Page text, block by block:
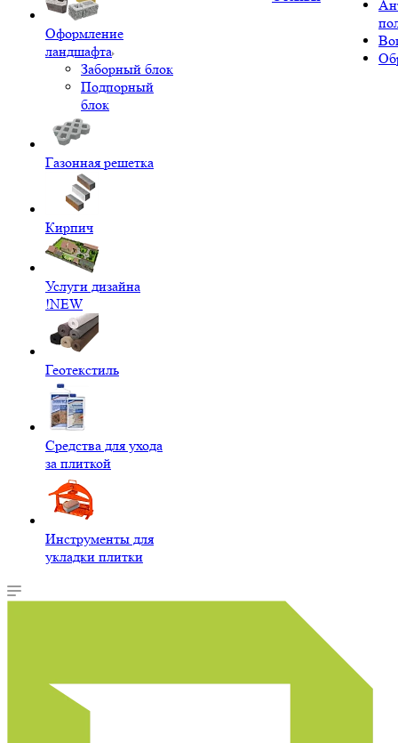
Оформление
ландшафта
Заборный блок
Подпорный
блок
Газонная решетка
Кирпич
Услуги дизайна
!NEW
Геотекстиль
Средства для ухода
за плиткой
Инструменты для
укладки плитки